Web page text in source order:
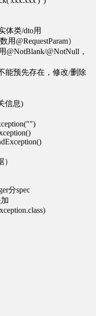
体类/dto用
用@RequestParam）
@NotNull，
能预先存在，修改/删除
信息)
分spec